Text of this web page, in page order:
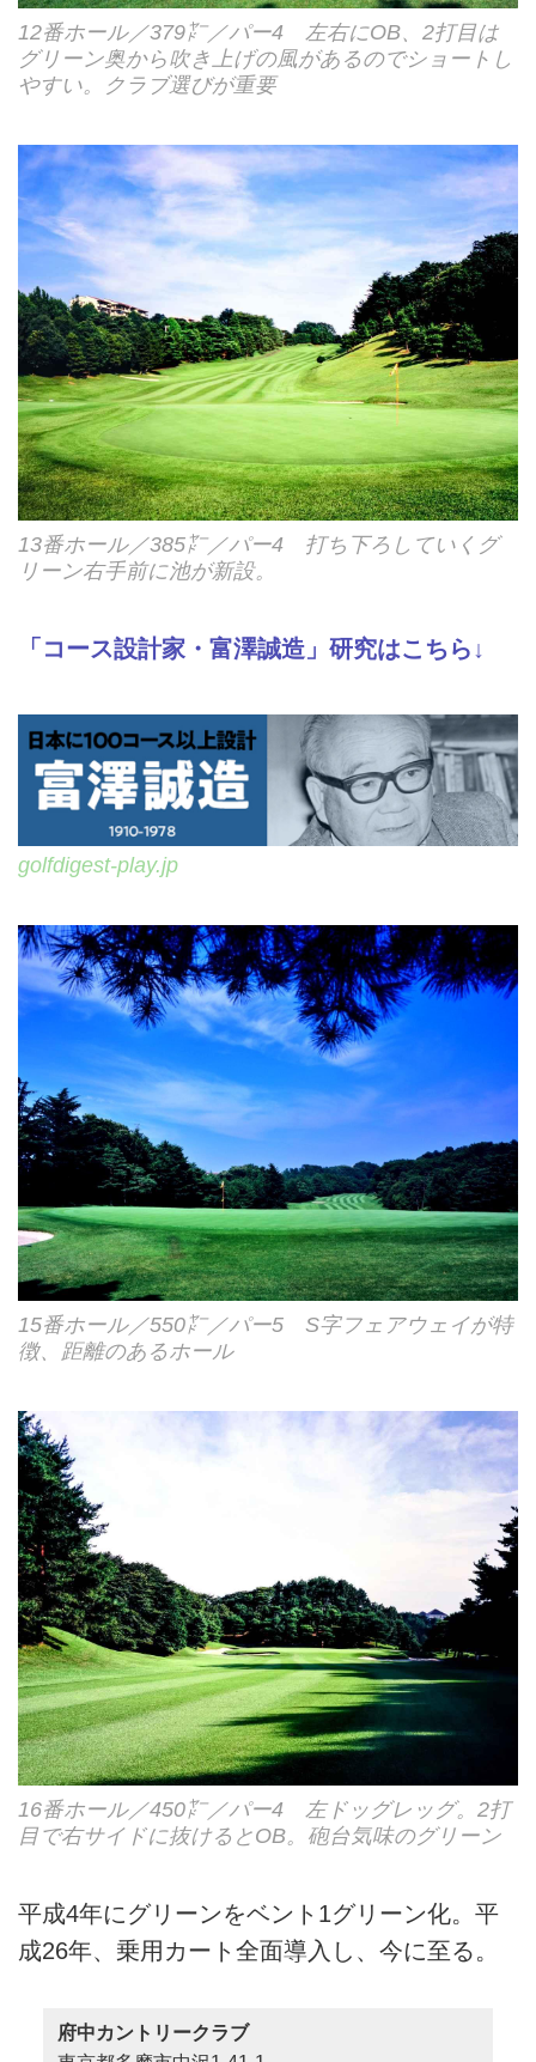
12番ホール／379㍎／パー4 左右にOB、2打目は
グリーン奥から吹き上げの風があるのでショートし
やすい。クラブ選びが重要
13番ホール／385㍎／パー4 打ち下ろしていくグ
リーン右手前に池が新設。
「コース設計家・富澤誠造」研究はこちら↓
golfdigest-play.jp
15番ホール／550㍎／パー5 S字フェアウェイが特
徴、距離のあるホール
16番ホール／450㍎／パー4 左ドッグレッグ。2打
目で右サイドに抜けるとOB。砲台気味のグリーン
平成4年にグリーンをベント1グリーン化。平
成26年、乗用カート全面導入し、今に至る。
府中カントリークラブ